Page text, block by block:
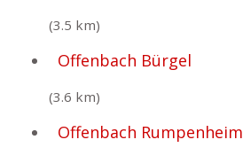
(3.5 km)
Offenbach Bürgel
(3.6 km)
Offenbach Rumpenheim